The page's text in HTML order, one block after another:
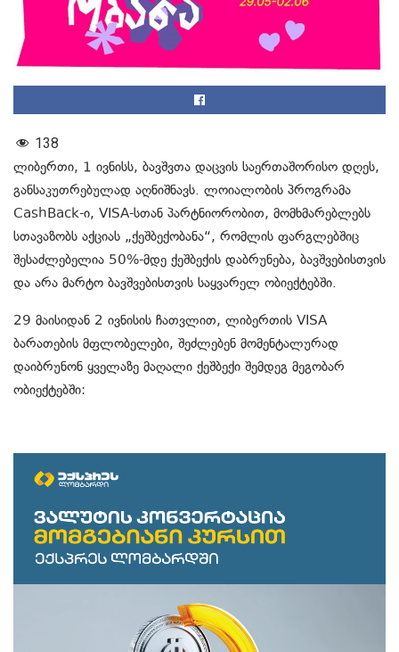
138
ლიბერთი, 1 ივნისს, ბავშვთა დაცვის საერთაშორისო დღეს,
განსაკუთრებულად აღნიშნავს. ლოიალობის პროგრამა
CashBack-ი, VISA-სთან პარტნიორობით, მომხმარებლებს
სთავაზობს აქციას „ქეშბექობანა“, რომლის ფარგლებშიც
შესაძლებელია 50%-მდე ქეშბექის დაბრუნება, ბავშვებისთვის
და არა მარტო ბავშვებისთვის საყვარელ ობიექტებში.
29 მაისიდან 2 ივნისის ჩათვლით, ლიბერთის VISA
ბარათების მფლობელები, შეძლებენ მომენტალურად
დაიბრუნონ ყველაზე მაღალი ქეშბექი შემდეგ მეგობარ
ობიექტებში: